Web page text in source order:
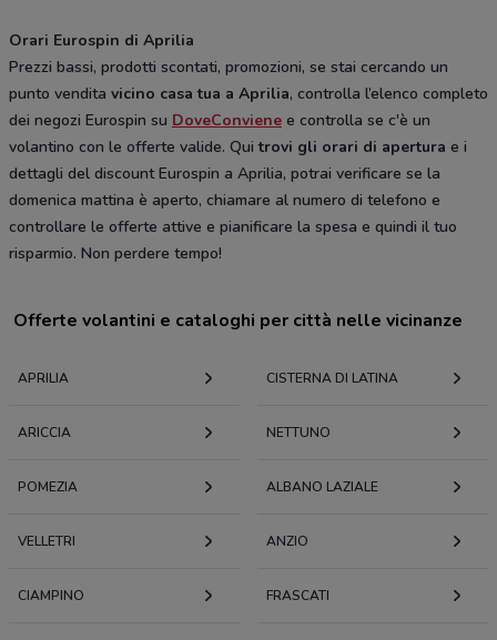
Orari Eurospin di Aprilia
Prezzi bassi, prodotti scontati, promozioni, se stai cercando un
punto vendita vicino casa tua a Aprilia, controlla l’elenco completo
dei negozi Eurospin su DoveConviene e controlla se c'è un
volantino con le offerte valide. Quitrovi gli orari di apertura e i
dettagli del discount Eurospin a Aprilia, potrai verificare se la
domenica mattina è aperto, chiamare al numero di telefono e
controllare le offerte attive e pianificare la spesa e quindi il tuo
risparmio. Non perdere tempo!
Offerte volantini e cataloghi per città nelle vicinanze
APRILIA CISTERNA DI LATINA
ARICCIA NETTUNO
POMEZIA ALBANO LAZIALE
VELLETRI ANZIO
CIAMPINO FRASCATI